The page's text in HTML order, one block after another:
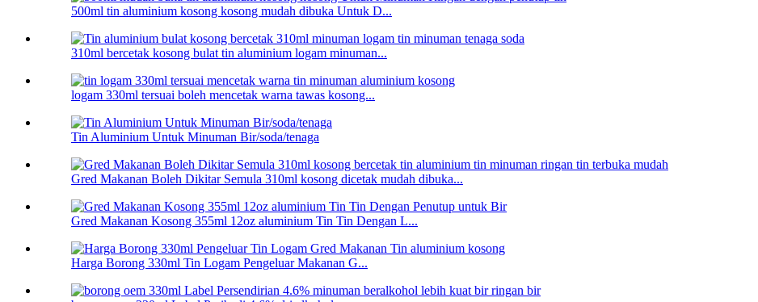
500ml tin aluminium kosong kosong mudah dibuka Untuk D...
310ml bercetak kosong bulat tin aluminium logam minuman...
logam 330ml tersuai boleh mencetak warna tawas kosong...
Tin Aluminium Untuk Minuman Bir/soda/tenaga
Gred Makanan Boleh Dikitar Semula 310ml kosong dicetak mudah dibuka...
Gred Makanan Kosong 355ml 12oz aluminium Tin Tin Dengan L...
Harga Borong 330ml Tin Logam Pengeluar Makanan G...